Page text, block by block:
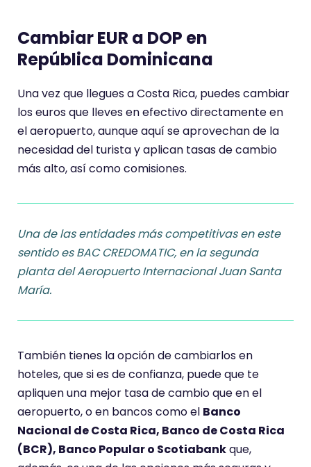
Cambiar EUR a DOP en
República Dominicana
Una vez que llegues a Costa Rica, puedes cambiar
los euros que lleves en efectivo directamente en
el aeropuerto, aunque aquí se aprovechan de la
necesidad del turista y aplican tasas de cambio
más alto, así como comisiones.
Una de las entidades más competitivas en este
sentido es BAC CREDOMATIC, en la segunda
planta del Aeropuerto Internacional Juan Santa
María.
También tienes la opción de cambiarlos en
hoteles, que si es de confianza, puede que te
apliquen una mejor tasa de cambio que en el
aeropuerto, o en bancos como el Banco
Nacional de Costa Rica, Banco de Costa Rica
(BCR), Banco Popular o Scotiabankque,